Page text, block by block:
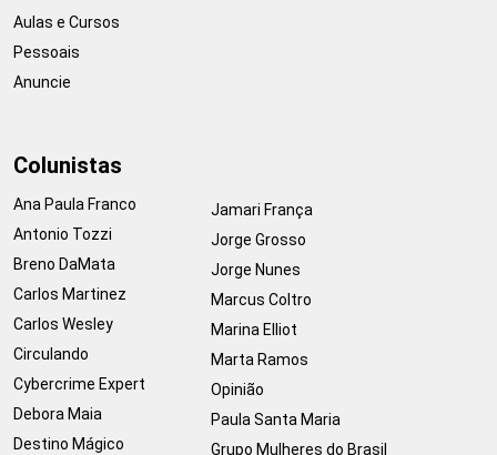
Aulas e Cursos
Pessoais
Anuncie
Colunistas
Ana Paula Franco
Antonio Tozzi
Breno DaMata
Carlos Martinez
Carlos Wesley
Circulando
Cybercrime Expert
Debora Maia
Destino Mágico
Jamari França
Jorge Grosso
Jorge Nunes
Marcus Coltro
Marina Elliot
Marta Ramos
Opinião
Paula Santa Maria
Grupo Mulheres do Brasil